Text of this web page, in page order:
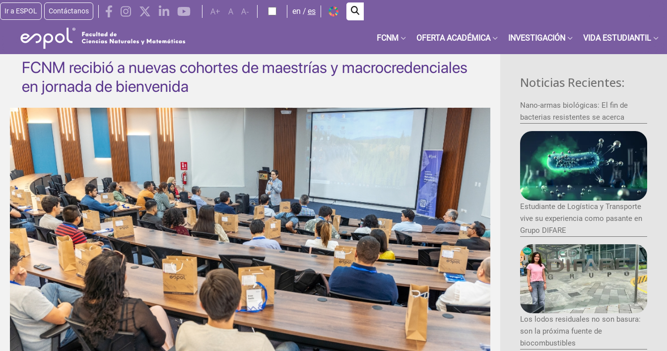
Pasar al contenido principal
Ir a ESPOL Contáctanos A+ A A- en es
FCNM OFERTA ACADÉMICA INVESTIGACIÓN VIDA ESTUDIANTIL
FCNM recibió a nuevas cohortes de maestrías y macrocredenciales
en jornada de bienvenida
Noticias Recientes:
Nano-armas biológicas: El fin de
bacterias resistentes se acerca
Estudiante de Logística y Transporte
vive su experiencia como pasante en
Grupo DIFARE
Los lodos residuales no son basura:
son la próxima fuente de
biocombustibles